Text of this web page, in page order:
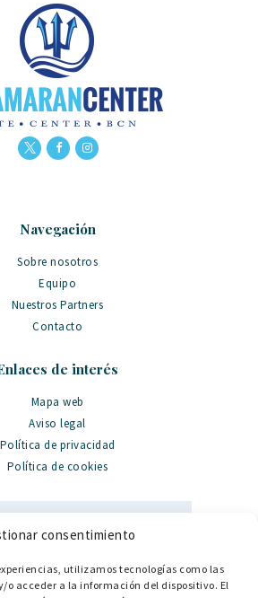
consentimiento
utilizamos tecnologías como las
o acceder a la información del dispositivo. El
Navegación
Sobre nosotros
Equipo
Nuestros Partners
Contacto
de interés
Mapa web
Aviso legal
Política de privacidad
Política de cookies
Datos de contacto